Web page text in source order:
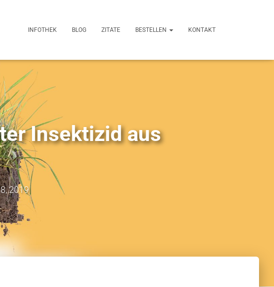
INFOTHEK BLOG ZITATE BESTELLEN KONTAKT
Insektizid aus
2019